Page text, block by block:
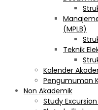
(MPLB)
Teknik
Kalender
Pengumuman
Non Akademik
Study